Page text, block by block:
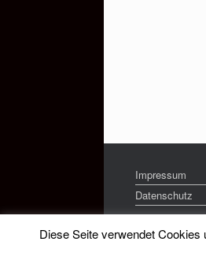
Impressum
Datenschutz
Diese Seite verwendet